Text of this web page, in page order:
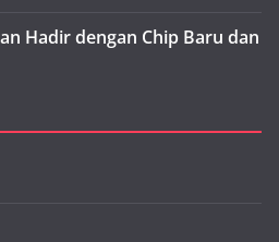
Hadir dengan Chip Baru dan